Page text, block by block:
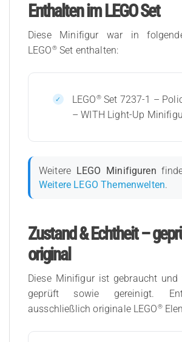
Enthalten im LEGO Set
Diese Minifigur war in
LEGO®Set enthalten:
LEGO®Set 7237-1 –
– WITH Light-Up
Weitere LEGO Minifiguren
Weitere LEGO Themenwelten.
Zustand & Echtheit –
original
Diese Minifigur ist gebraucht und
geprüft sowie gereinigt.
ausschließlich originale LEGO®